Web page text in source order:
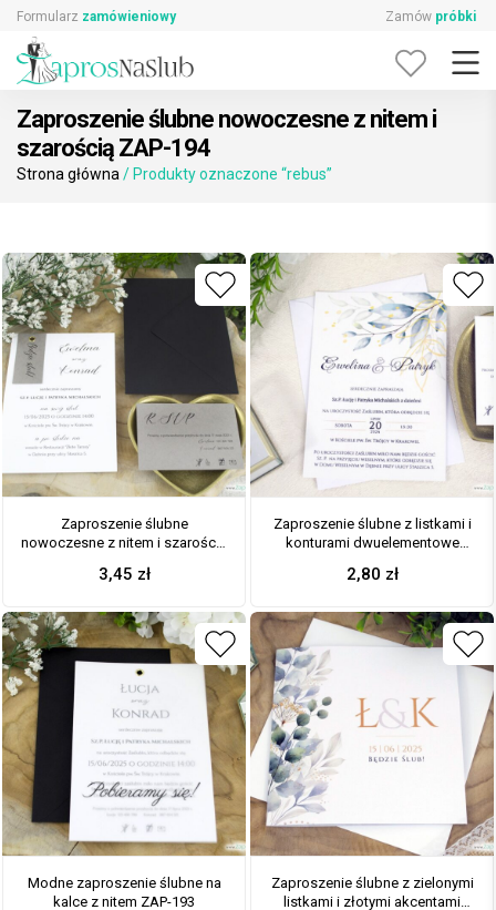
Skip
content
Formularz zamówieniowy Zamów próbki
Zaproszenie ślubne nowoczesne z nitem i
szarością ZAP-194
Strona główna / Produkty oznaczone “rebus”
Zaproszenie ślubne
nowoczesne z nitem i szarością
3,45 zł
Zaproszenie ślubne z listkami i
konturami dwuelementowe
2,80 zł
Modne zaproszenie ślubne na
kalce z nitem ZAP-193
Zaproszenie ślubne z zielonymi
listkami i złotymi akcentami